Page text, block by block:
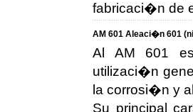
fabricaci�n de
AM 601 Aleaci�n 601
Al AM 601
utilizaci�n
la corrosi�n y
Su principal